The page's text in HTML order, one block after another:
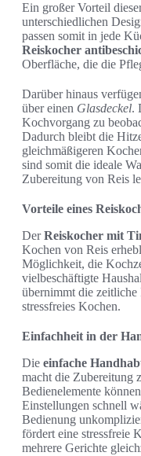
Ein großer Vorteil
unterschiedlichen
passen somit in jede
Reiskocher
Oberfläche, die die
Darüber hinaus
über einen Glasdeckel.
Kochvorgang zu
Dadurch bleibt die
gleichmäßigeren
sind somit die ideale
Zubereitung von Reis
Vorteile eines
DerReiskocher mit
Kochen von Reis
Möglichkeit, die
vielbeschäftigte
übernimmt die
stressfreies Kochen.
Einfachheit in der
Die einfache
macht die Zubereitung
Bedienelemente
Einstellungen schnell
Bedienung
fördert eine stressfreie
mehrere Gerichte